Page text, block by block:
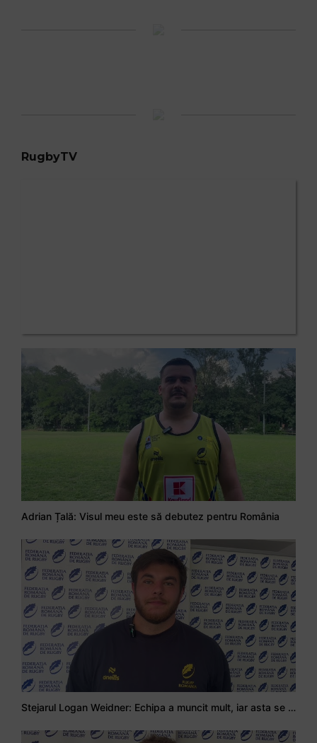
RugbyTV
Adrian Țală: Visul meu este să debutez pentru România
Stejarul Logan Weidner: Echipa a muncit mult, iar asta se va vedea în meciurile de la Nations Cup